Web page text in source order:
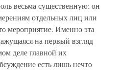
весьма существенную: он
отдельных лиц или
мероприятие. Именно эта
на первый взгляд
деле главной их
есть лишь нечто